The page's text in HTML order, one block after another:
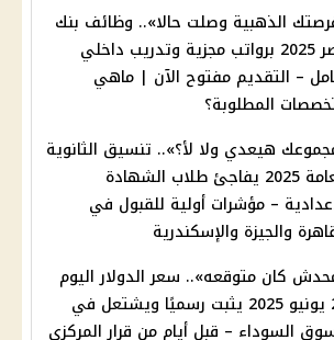
الذهبية وصلت حالا».. وظائف بنك
مصر 2025 برواتب مجزية وتدريب داخلي
– التقديم مفتوح الآن | ماهي
المطلوبة؟
هيعدي ولا لأ؟».. تنسيق الثانوية
العامة 2025 يفاجئ طلاب الشهادة
– مؤشرات أولية للقبول في
والجيزة والإسكندرية
كان متوقعه».. سعر الدولار اليوم
28 يونيو 2025 يثبت رسميًا ويشتعل في
السوداء – قبل أيام من قرار المركزي